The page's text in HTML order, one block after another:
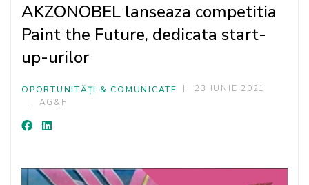
AKZONOBEL lanseaza competitia
Paint the Future, dedicata start-
up-urilor
OPORTUNITĂȚI & COMUNICATE
23 IUNIE 2021
AG&F